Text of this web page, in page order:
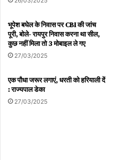
भूपेश बघेल के निवास पर CBI की जांच
पूरी, बोले- रायपुर निवास करना था सील,
कुछ नहीं मिला तो 3 मोबाइल ले गए
27/03/2025
एक पौधा जरूर लगाएं, धरती को हरियाली दें
: राज्यपाल डेका
27/03/2025